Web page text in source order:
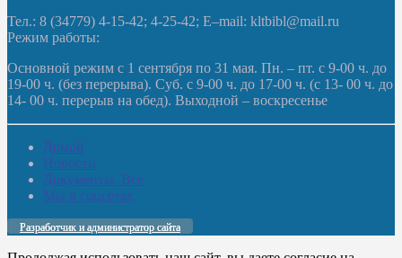
Тел.: 8 (34779) 4-15-42; 4-25-42; E–mail: kltbibl@mail.ru
Режим работы:
Основной режим с 1 сентября по 31 мая. Пн. – пт. с 9-00 ч. до
19-00 ч. (без перерыва). Суб. с 9-00 ч. до 17-00 ч. (с 13- 00 ч. до
14- 00 ч. перерыв на обед). Выходной – воскресенье
Домой
Новости
Документы. Все
Мы в соцсетях
Разработчик и администратор сайта